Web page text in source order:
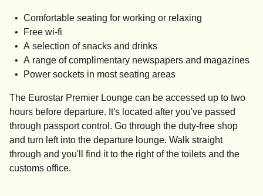
Comfortable seating for working or relaxing
Free wi-fi
A selection of snacks and drinks
A range of complimentary newspapers and magazines
Power sockets in most seating areas
The Eurostar Premier Lounge can be accessed up to two
hours before departure. It's located after you've passed
through passport control. Go through the duty-free shop
and turn left into the departure lounge. Walk straight
through and you'll find it to the right of the toilets and the
customs office.